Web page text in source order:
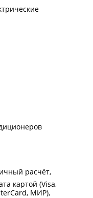
расчёт
картой (Visa,
МИР)